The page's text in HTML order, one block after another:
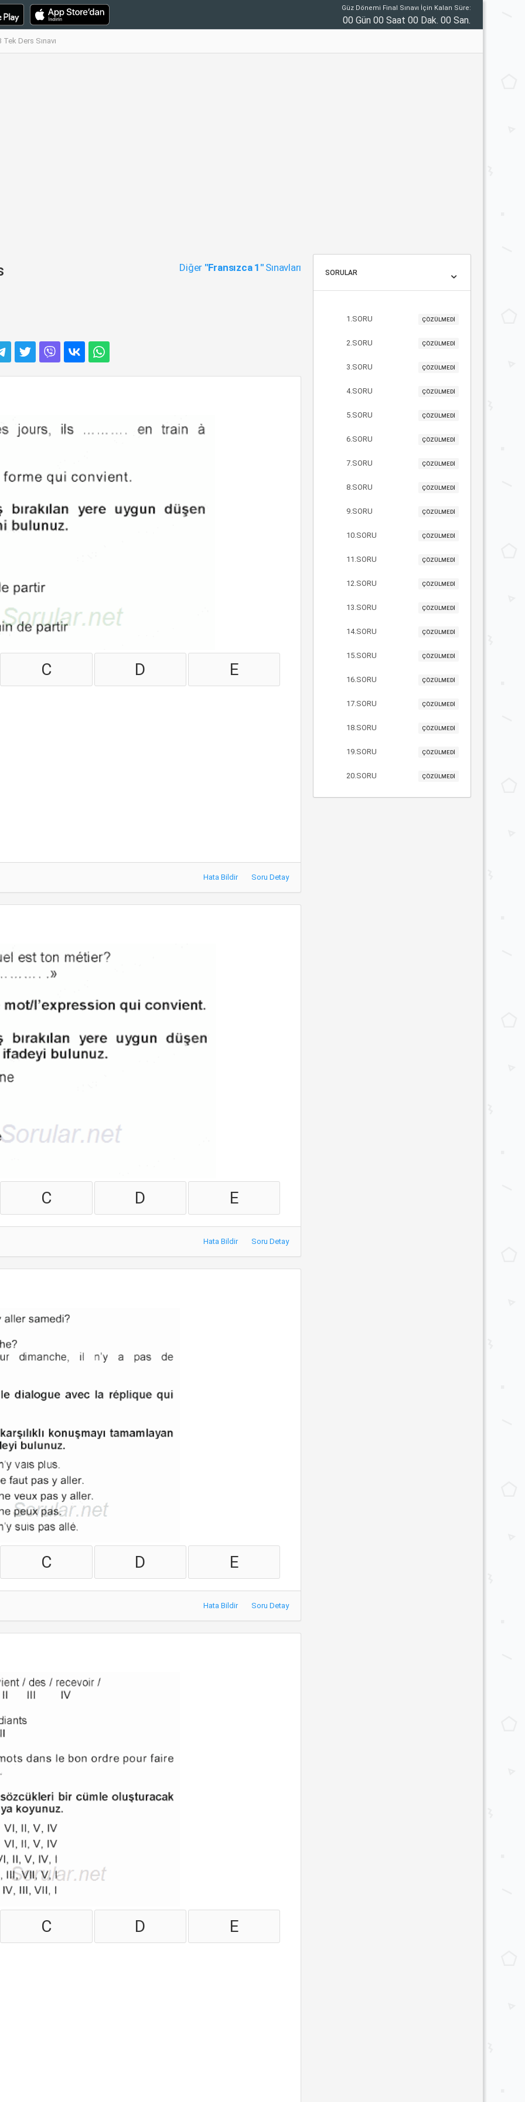
Güz Dönemi Final Sınavı İçin Kalan Süre:
00 Gün 00 Saat 00 Dak. 00 San.
Ders Sınavı
Diğer "Fransızca 1"Sınavları
C D E
Hata Bildir Soru Detay
C D E
Hata Bildir Soru Detay
C D E
Hata Bildir Soru Detay
C D E
SORULAR
1.SORU ÇÖZÜLMEDİ
2.SORU ÇÖZÜLMEDİ
3.SORU ÇÖZÜLMEDİ
4.SORU ÇÖZÜLMEDİ
5.SORU ÇÖZÜLMEDİ
6.SORU ÇÖZÜLMEDİ
7.SORU ÇÖZÜLMEDİ
8.SORU ÇÖZÜLMEDİ
9.SORU ÇÖZÜLMEDİ
10.SORU ÇÖZÜLMEDİ
11.SORU ÇÖZÜLMEDİ
12.SORU ÇÖZÜLMEDİ
13.SORU ÇÖZÜLMEDİ
14.SORU ÇÖZÜLMEDİ
15.SORU ÇÖZÜLMEDİ
16.SORU ÇÖZÜLMEDİ
17.SORU ÇÖZÜLMEDİ
18.SORU ÇÖZÜLMEDİ
19.SORU ÇÖZÜLMEDİ
20.SORU ÇÖZÜLMEDİ